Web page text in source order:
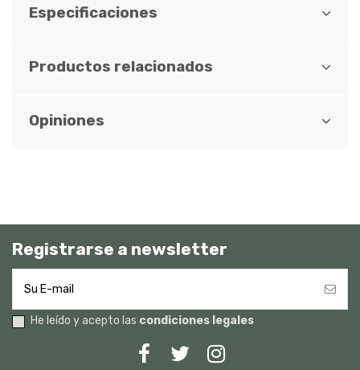
Especificaciones
Productos relacionados
Opiniones
Registrarse a newsletter
He leído y acepto las condiciones legales